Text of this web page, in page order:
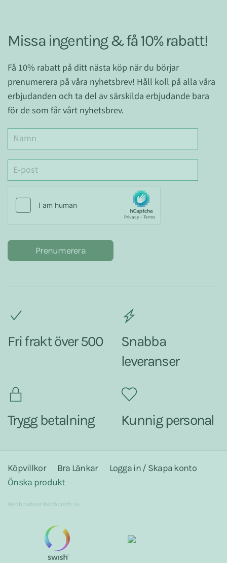
Missa ingenting & få 10% rabatt!
Få 10% rabatt på ditt nästa köp när du börjar
prenumerera på våra nyhetsbrev! Håll koll på alla våra
erbjudanden och ta del av särskilda erbjudande bara
för de som får vårt nyhetsbrev.
Prenumerera
Fri frakt över 500
Snabba
leveranser
Trygg betalning Kunnig personal
Köpvillkor Bra Länkar
Logga in / Skapa konto
Önska produkt
WebbpartnerWebbproffs.se